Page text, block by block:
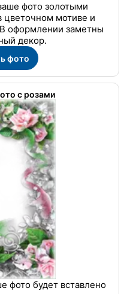
фото золотыми
цветочном мотиве и
оформлении заметны
декор.
фото
с розами
фото будет вставлено